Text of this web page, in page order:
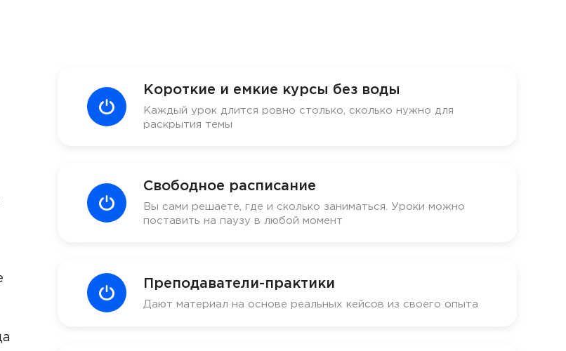
Короткие и емкие курсы без воды
Каждый урок длится ровно столько, сколько нужно для
раскрытия темы
Свободное расписание
Вы сами решаете, где и сколько заниматься. Уроки можно
поставить на паузу в любой момент
Преподаватели-практики
Дают материал на основе реальных кейсов из своего опыта